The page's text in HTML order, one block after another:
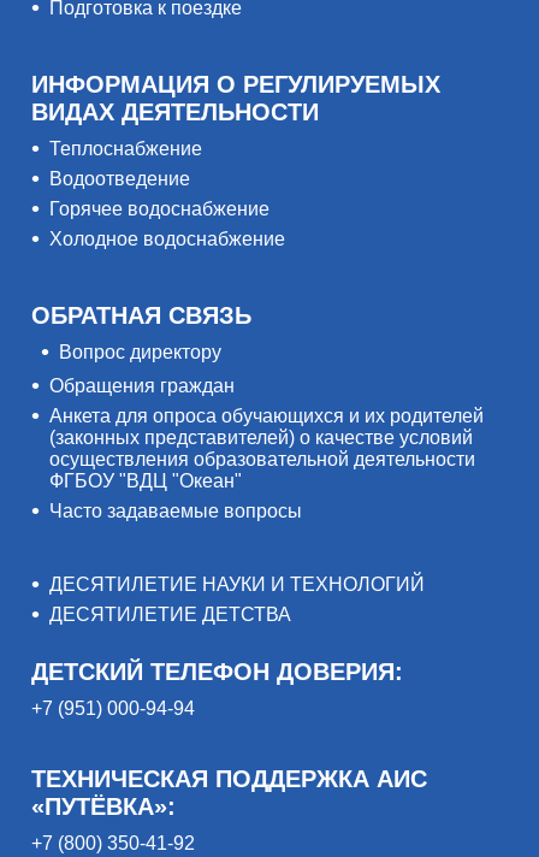
Подготовка к поездке
ИНФОРМАЦИЯ О РЕГУЛИРУЕМЫХ
ВИДАХ ДЕЯТЕЛЬНОСТИ
Теплоснабжение
Водоотведение
Горячее водоснабжение
Холодное водоснабжение
ОБРАТНАЯ СВЯЗЬ
Вопрос директору
Обращения граждан
Анкета для опроса обучающихся и их родителей
(законных представителей) о качестве условий
осуществления образовательной деятельности
ФГБОУ "ВДЦ "Океан"
Часто задаваемые вопросы
ДЕСЯТИЛЕТИЕ НАУКИ И ТЕХНОЛОГИЙ
ДЕСЯТИЛЕТИЕ ДЕТСТВА
ДЕТСКИЙ ТЕЛЕФОН ДОВЕРИЯ:
+7 (951) 000-94-94
ТЕХНИЧЕСКАЯ ПОДДЕРЖКА АИС
«ПУТЁВКА»:
+7 (800) 350-41-92